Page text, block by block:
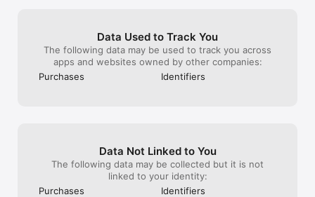
писать фанфики? Конечно, во Взахлёб – просто отправь нам
свою историю.
* ПЕРЕПИСКИ. Любишь читать чужие переписки? Загляни в
* КНИГИ. В формате историй и любых жанров: романтика,
ужасы, фантастика, фэнтези, детективы и др. Книги-
истории можно читать бесплатно.
Data Used to Track You
The following data may be used to track you across
apps and websites owned by other companies:
Purchases
Identifiers
Data Not Linked to You
The following data may be collected but it is not
linked to your identity:
Purchases
Identifiers